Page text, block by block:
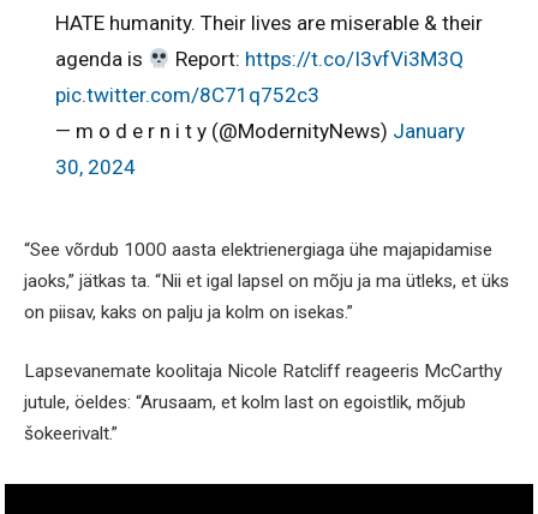
HATE humanity. Their lives are miserable & their
agenda is
Report: https://t.co/I3vfVi3M3Q
pic.twitter.com/8C71q752c3
— m o d e r n i t y (@ModernityNews) January
30, 2024
“See võrdub 1000 aasta elektrienergiaga ühe majapidamise
jaoks,” jätkas ta. “Nii et igal lapsel on mõju ja ma ütleks, et üks
on piisav, kaks on palju ja kolm on isekas.”
Lapsevanemate koolitaja Nicole Ratcliff reageeris McCarthy
jutule, öeldes: “Arusaam, et kolm last on egoistlik, mõjub
šokeerivalt.”